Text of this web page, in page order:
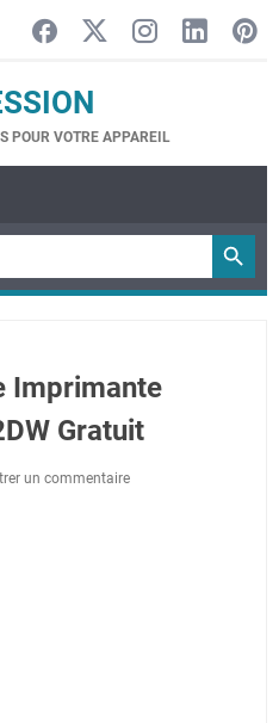
POUR VOTRE APPAREIL
Imprimante
Gratuit
un commentaire